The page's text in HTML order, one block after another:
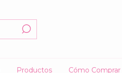
Productos Cómo Comprar